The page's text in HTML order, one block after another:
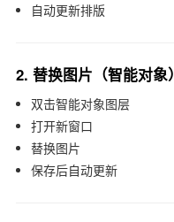
自动更新排版
2. 替换图片（智能对象）
双击智能对象图层
打开新窗口
替换图片
保存后自动更新